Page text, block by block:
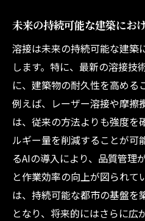
未来の持続可能な建築にお
溶接は未来の持続可能な建築
します。特に、最新の溶接技
に、建築物の耐久性を高める
例えば、レーザー溶接や摩擦
は、従来の方法よりも強度を
ルギー量を削減することが可
るAIの導入により、品質管理
と作業効率の向上が図られて
は、持続可能な都市の基盤を
となり、将来的にはさらに広